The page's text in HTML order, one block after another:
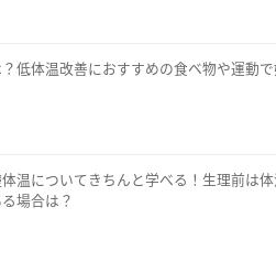
低体温改善におすすめの食ベ物や運動で
体温についてきちんと学べる！生理前は
場合は？